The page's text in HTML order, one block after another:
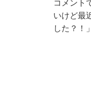
コメント
いけど最
した？！